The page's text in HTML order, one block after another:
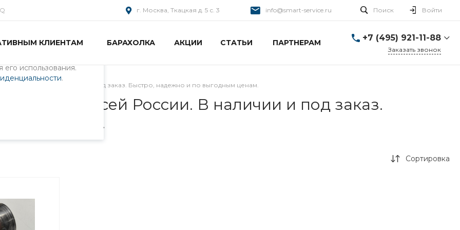
и
использования.
.
г. Москва, Ткацкая д. 5 с. 3 info@smart-service.ru Поиск Войти
КЛИЕНТАМ БАРАХОЛКА АКЦИИ СТАТЬИ ПАРТНЕРАМ
+7 (495) 921-11-88
Вс: 12:00-19:00
Заказать звонок
по всей России. В наличии и под заказ. Быстро, надежно и по выгодным ценам.
по всей России. В наличии и под заказ.
ценам.
Сортировка